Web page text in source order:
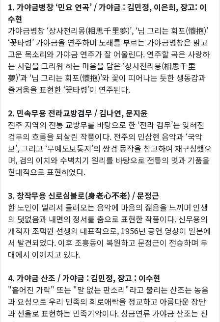
1. 가야금병창 ‘민요 연곡’ / 가야금 : 김민정, 이은희, 장고: 이
수현
가야금병창 ‘상사천리몽(相思千里夢)’, ‘님 그리는 회포(懷抱)’
‘꽃타령’ 가야금을 연주하며 노래를 부르는 가야금병창은 맑고
고운 목소리와 가야금 연주가 잘 어울린다. 연주할 곡은 사랑하
는 사람을 그리워 하는 마음을 담은 ‘상사천리몽(相思千里
夢)’과 ‘님 그리는 회포(懷抱)’와 꽃이 피어나는 듯한 생동감과
즐거움을 표현한 ‘꽃타령’이 연주된다.
2. 민속무용 전라교방검무 / 김나연, 문지윤
전주 지역의 전통 교방무를 바탕으로 한 ‘전라 검무’는 잊혀진
검무의 흐름을 되살린 작품이다. 전주의 민삼현 음악과 ‘국악
보’, 그리고 ‘무예도보통지’의 쌍검 동작을 참고하여 재구성했으
며, 검의 이치와 수벽치기 원리를 바탕으로 전통의 멋과 기품을
현대적으로 표현하였다.
3. 창작무용 신로심불로(身老心不老) / 문정근
한 노인이 멀리서 들려오는 음악에 마음의 젊음을 느끼며 인생
의 덧없음과 내면의 정서를 춤으로 표현한 작품이다. 신무용의
개척자 조택원 선생의 대표작으로, 1956년 공연 영상이 일본에
서 발견되었다. 이후 조흥동이 복원하고 문정근이 전승하며 무
대에서 이어지고 있다.
4. 가야금 산조 / 가야금 : 김민정, 장고 : 이수현
"흩어진 가락" 또는 "말 없는 판소리"라고 불리는 산조는 농음
과 요성으로 우리 민족의 희로애락을 정교하고 아름다운 장단
과 선율로 표현하는 민족기악이다. 성금연류 가야금 산조는 진